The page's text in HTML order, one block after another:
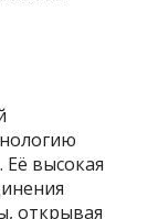
высокая
открывая